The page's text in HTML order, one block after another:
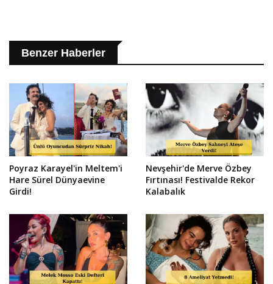
Benzer Haberler
Poyraz Karayel'in Meltem'i
Hare Sürel Dünyaevine
Girdi!
Nevşehir'de Merve Özbey
Fırtınası! Festivalde Rekor
Kalabalık